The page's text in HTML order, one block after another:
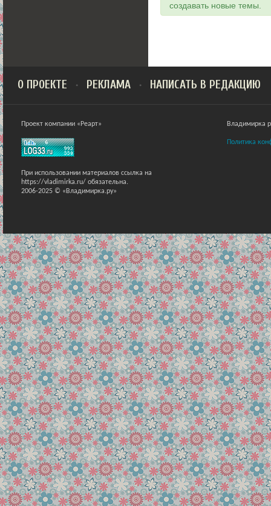
создавать новые темы.
О ПРОЕКТЕ РЕКЛАМА НАПИСАТЬ В РЕДАКЦИЮ
Проект компании «Реарт»
При использовании материалов ссылка на
https://vladimirka.ru/ обязательна.
2006-2025 © «Владимирка.ру»
Владимирка
Политика